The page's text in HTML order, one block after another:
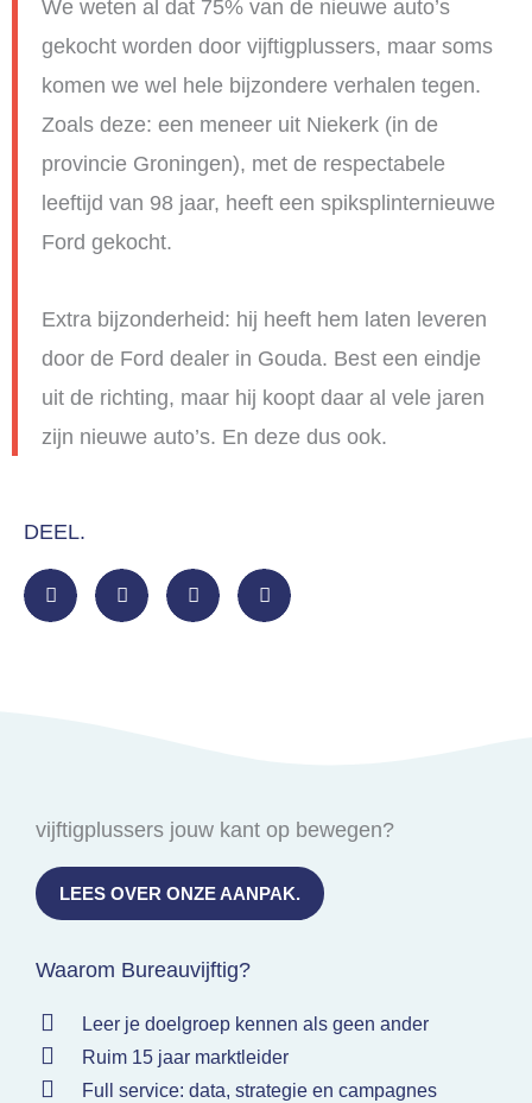
We weten al dat 75% van de nieuwe auto’s
gekocht worden door vijftigplussers, maar soms
komen we wel hele bijzondere verhalen tegen.
Zoals deze: een meneer uit Niekerk (in de
provincie Groningen), met de respectabele
leeftijd van 98 jaar, heeft een spiksplinternieuwe
Ford gekocht.
Extra bijzonderheid: hij heeft hem laten leveren
door de Ford dealer in Gouda. Best een eindje
uit de richting, maar hij koopt daar al vele jaren
zijn nieuwe auto’s. En deze dus ook.
DEEL.
vijftigplussers jouw kant op bewegen?
LEES OVER ONZE AANPAK.
Waarom Bureauvijftig?
Leer je doelgroep kennen als geen ander
Ruim 15 jaar marktleider
Full service: data, strategie en campagnes